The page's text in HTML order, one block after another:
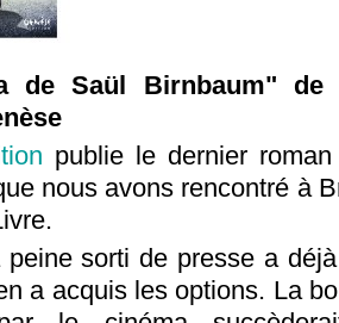
de Saül Birnbaum" de
publie le dernier
nous avons rencontré à
sorti de presse a
a acquis les options. La